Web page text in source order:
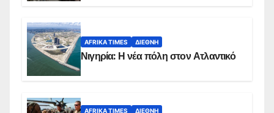
AFRIKA TIMES ΔΙΕΘΝΉ
Νιγηρία: Η νέα πόλη στον Ατλαντικό
AFRIKA TIMES ΔΙΕΘΝΉ